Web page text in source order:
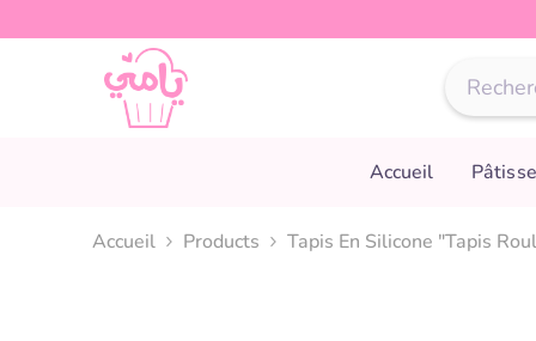
Accueil
Accueil Products Tapis En Silicone "Tapis